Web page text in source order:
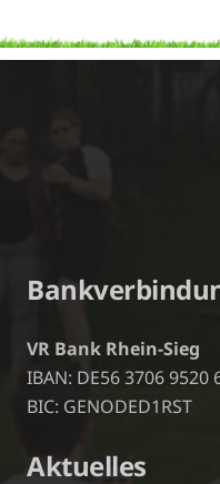
VR Bank Rhein-Sieg
IBAN: DE56 3706 9520
BIC: GENODED1RST
Aktuelles